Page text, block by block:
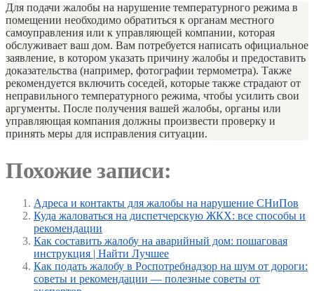
Для подачи жалобы на нарушение температурного режима в
помещении необходимо обратиться к органам местного
самоуправления или к управляющей компании, которая
обслуживает ваш дом. Вам потребуется написать официальное
заявление, в котором указать причину жалобы и предоставить
доказательства (например, фотографии термометра). Также
рекомендуется включить соседей, которые также страдают от
неправильного температурного режима, чтобы усилить свои
аргументы. После получения вашей жалобы, органы или
управляющая компания должны произвести проверку и
принять меры для исправления ситуации.
Похожие записи:
Адреса и контакты для жалобы на нарушение СНиПов
Куда жаловаться на диспетчерскую ЖКХ: все способы и
рекомендации
Как составить жалобу на аварийный дом: пошаговая
инструкция | Найти Лучшее
Как подать жалобу в Роспотребнадзор на шум от дороги:
советы и рекомендации — полезные советы от